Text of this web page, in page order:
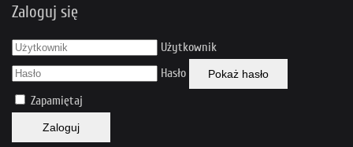
Zaloguj się
Użytkownik
Hasło
Pokaż hasło
Zapamiętaj
Zaloguj